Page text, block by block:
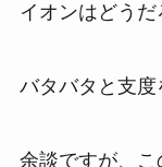
イオンはどうだ
バタバタと支度
余談ですが、